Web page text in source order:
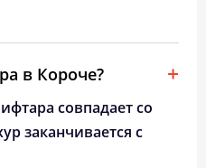
в Короче?
совпадает со
заканчивается с